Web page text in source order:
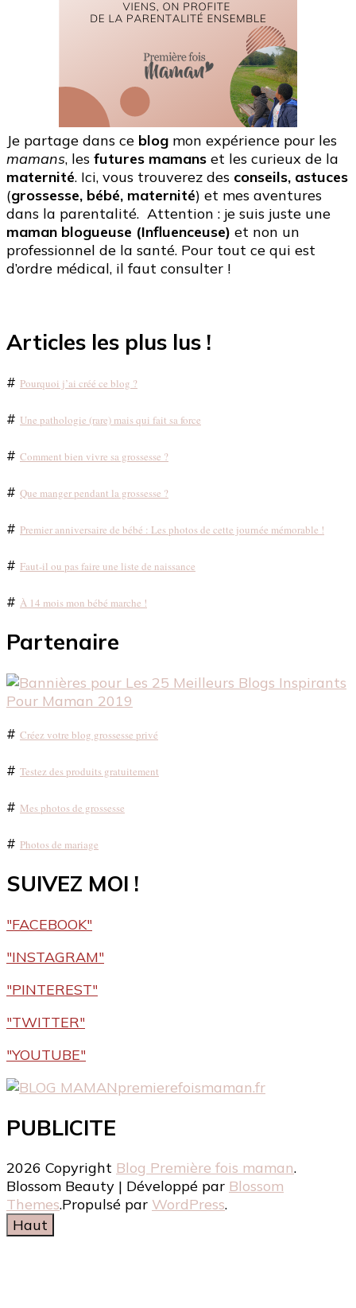
Je partage dans ce blog mon expérience pour les
mamans, les futures mamans et les curieux de la
maternité. Ici, vous trouverez des conseils, astuces
(grossesse, bébé, maternité) et mes aventures
dans la parentalité. Attention : je suis juste une
maman blogueuse (Influenceuse) et non un
professionnel de la santé. Pour tout ce qui est
d’ordre médical, il faut consulter !
Articles les plus lus !
# Pourquoi j’ai créé ce blog ?
# Une pathologie (rare) mais qui fait sa force
# Comment bien vivre sa grossesse ?
# Que manger pendant la grossesse ?
# Premier anniversaire de bébé : Les photos de cette journée mémorable !
# Faut-il ou pas faire une liste de naissance
# À 14 mois mon bébé marche !
Partenaire
# Créez votre blog grossesse privé
# Testez des produits gratuitement
# Mes photos de grossesse
# Photos de mariage
SUIVEZ MOI !
"FACEBOOK"
"INSTAGRAM"
"PINTEREST"
"TWITTER"
"YOUTUBE"
premierefoismaman.fr
PUBLICITE
2026 Copyright Blog Première fois maman.
Blossom Beauty | Développé par Blossom
Themes.Propulsé par WordPress.
Haut